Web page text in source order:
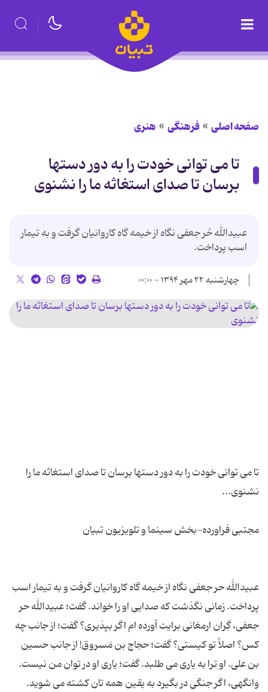
صفحه اصلی فرهنگی هنری
تا می توانی خودت را به دور دستها
برسان تا صدای استغاثه ما را نشنوی
عبیدالله حُر جعفی نگاه از خیمه گاه کاروانیان گرفت و به تیمار
اسب پرداخت.
چهارشنبه ۲۲ مهر ۱۳۹۴ - ۰۰:۰۰
تا می توانی خودت را به دور دستها برسان تا صدای استغاثه ما را
عبیدالله حر جعفی نگاه از خیمه گاه کاروانیان گرفت و به تیمار اسب
پرداخت. زمانی نگذشت که صدایی او را خواند. گفت؛ عبیدالله حر
جعفی، گِران ارمغانی برایت آورده ام اگر بپذیری؟ گفت؛ از جانب چه
کس؟ اصلاً تو کیستی؟ گفت؛ حجاج بن مَسروق! از جانب حسین
بن علی. او ترا به یاری می طلبد. گفت؛ یاری او در توان من نیست.
وانگهی، اگر جنگی در بگیرد به یقین همه تان کشته می شوید.